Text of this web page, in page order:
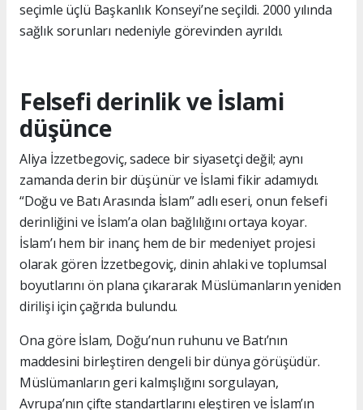
seçimle üçlü Başkanlık Konseyi’ne seçildi. 2000 yılında
sağlık sorunları nedeniyle görevinden ayrıldı.
Felsefi derinlik ve İslami
düşünce
Aliya İzzetbegoviç, sadece bir siyasetçi değil; aynı
zamanda derin bir düşünür ve İslami fikir adamıydı.
“Doğu ve Batı Arasında İslam” adlı eseri, onun felsefi
derinliğini ve İslam’a olan bağlılığını ortaya koyar.
İslam’ı hem bir inanç hem de bir medeniyet projesi
olarak gören İzzetbegoviç, dinin ahlaki ve toplumsal
boyutlarını ön plana çıkararak Müslümanların yeniden
dirilişi için çağrıda bulundu.
Ona göre İslam, Doğu’nun ruhunu ve Batı’nın
maddesini birleştiren dengeli bir dünya görüşüdür.
Müslümanların geri kalmışlığını sorgulayan,
Avrupa’nın çifte standartlarını eleştiren ve İslam’ın